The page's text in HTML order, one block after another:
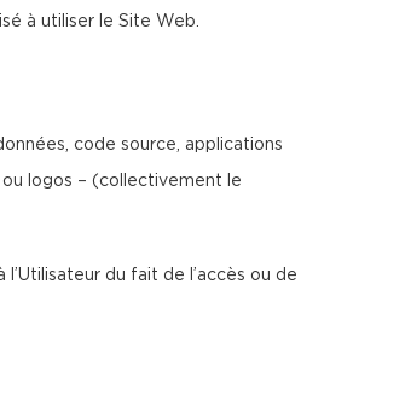
à utiliser le Site Web.
code source, applications
ou logos – (collectivement le
du fait de l’accès ou de